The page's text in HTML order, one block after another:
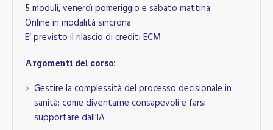
5 moduli, venerdì pomeriggio e sabato mattina
Online in modalità sincrona
E’ previsto il rilascio di crediti ECM
Argomenti del corso:
Gestire la complessità del processo decisionale in
sanità: come diventarne consapevoli e farsi
supportare dall’IA